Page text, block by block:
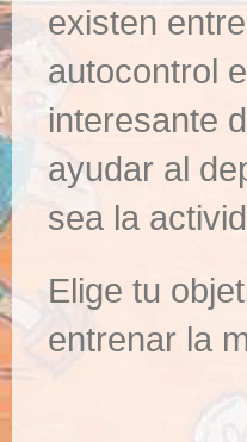
existen
autocontrol
interesante
ayudar al
sea la
Elige tu
entrenar la